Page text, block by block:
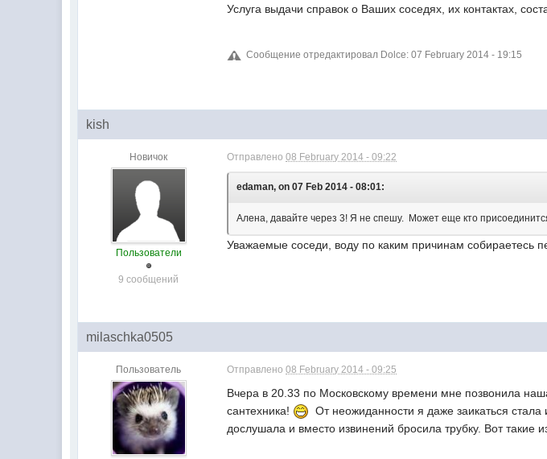
Услуга выдачи справок о Ваших соседях, их контактах,
Сообщение отредактировал Dolce: 07 February 2014 - 19:15
kish
Новичок
Пользователи
9 сообщений
Отправлено08 February 2014 - 09:22
edaman, on 07 Feb 2014 - 08:01:
Алена, давайте через 3! Я не спешу. Может еще кто
Уважаемые соседи, воду по каким причинам собираетесь
milaschka0505
Пользователь Отправлено08 February 2014 - 09:25
Вчера в 20.33 по Московскому времени мне позвонила
сантехника!
От неожиданности я даже заикаться
дослушала и вместо извинений бросила трубку. Вот такие